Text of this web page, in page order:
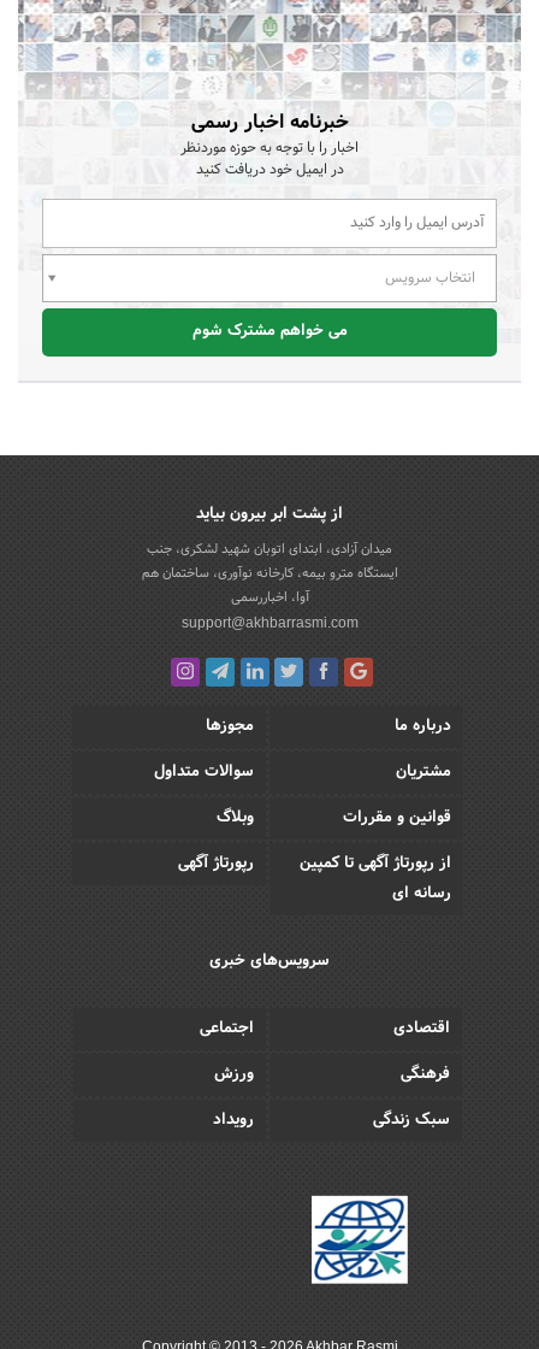
خبرنامه اخبار رسمی
اخبار را با توجه به حوزه موردنظر
در ایمیل خود دریافت کنید
انتخاب سرویس
می خواهم مشترک شوم
از پشت ابر بیرون بیاید
میدان آزادی، ابتدای اتوبان شهید لشکری، جنب
ایستگاه مترو بیمه، کارخانه نوآوری، ساختمان هم
آوا، اخباررسمی
support@akhbarrasmi.com
درباره ما
مجوزها
مشتریان
سوالات متداول
قوانین و مقررات
وبلاگ
از رپورتاژ آگهی تا کمپین
رسانه ای
رپورتاژ آگهی
سرویس‌های خبری
اقتصادی
اجتماعی
فرهنگی
ورزش
سبک زندگی
رویداد